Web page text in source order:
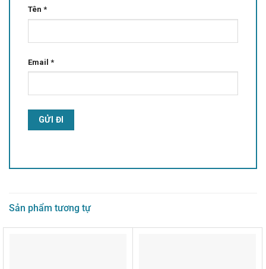
Tên *
Email *
Sản phẩm tương tự